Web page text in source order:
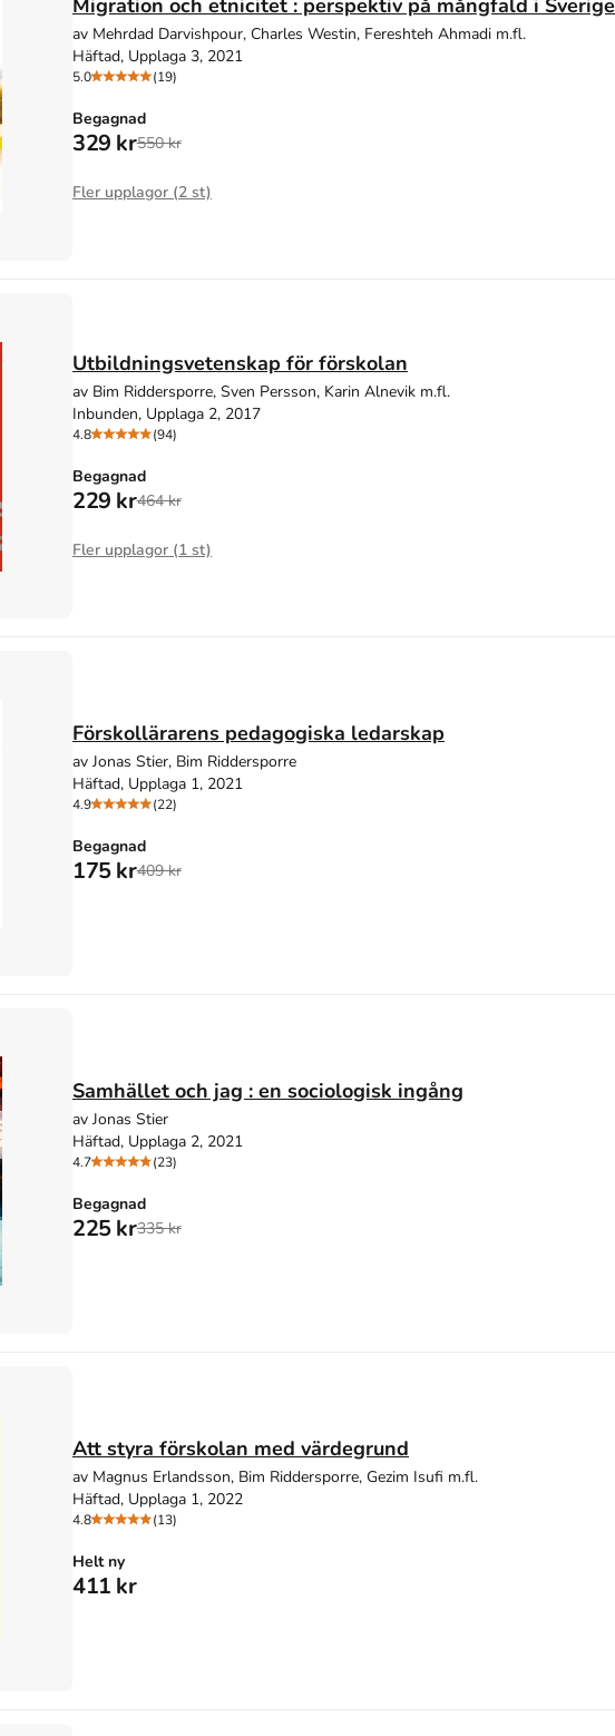
Migration och etnicitet : perspektiv på mångfald i Sverige
av Mehrdad Darvishpour, Charles Westin, Fereshteh Ahmadi m.fl.
Häftad, Upplaga 3, 2021
5.0 (19)
Begagnad
329 kr550 kr
Fler upplagor (2 st)
Utbildningsvetenskap för förskolan
av Bim Riddersporre, Sven Persson, Karin Alnevik m.fl.
Inbunden, Upplaga 2, 2017
4.8 (94)
Begagnad
229 kr464 kr
Fler upplagor (1 st)
Förskollärarens pedagogiska ledarskap
av Jonas Stier, Bim Riddersporre
Häftad, Upplaga 1, 2021
4.9 (22)
Begagnad
175 kr409 kr
Samhället och jag : en sociologisk ingång
av Jonas Stier
Häftad, Upplaga 2, 2021
4.7 (23)
Begagnad
225 kr335 kr
Att styra förskolan med värdegrund
av Magnus Erlandsson, Bim Riddersporre, Gezim Isufi m.fl.
Häftad, Upplaga 1, 2022
4.8 (13)
Helt ny
411 kr